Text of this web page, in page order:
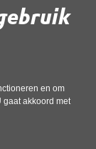
en om
gaat akkoord met